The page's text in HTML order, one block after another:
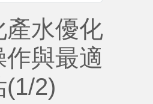
產水優化
與最適
(1/2)